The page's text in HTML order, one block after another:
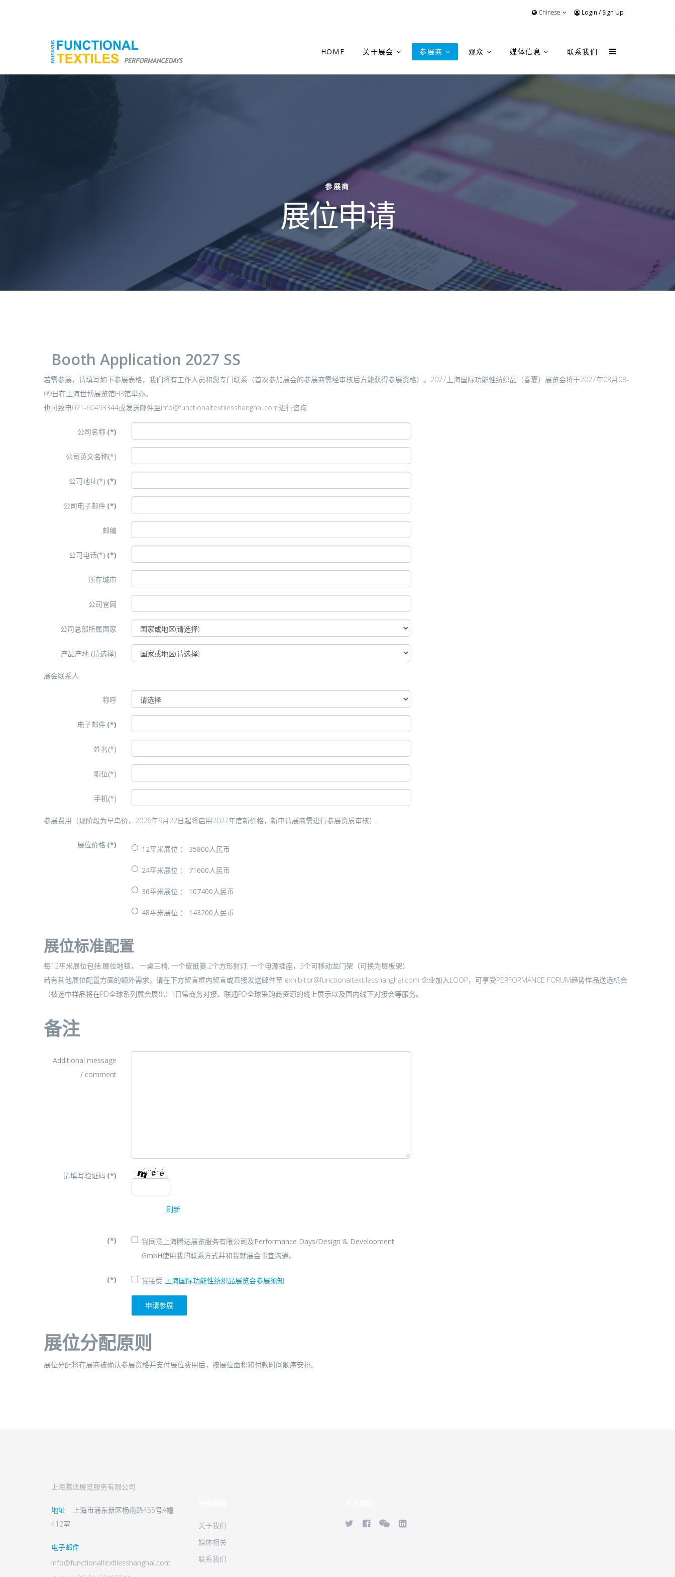
Chinese Login /Sign Up
HOME 关于展会 参展商 观众 媒体信息 联系我们
参展商
展位申请
Booth Application 2027 SS
若需参展，请填写如下参展表格，我们将有工作人员和您专门联系（首次参加展会的参展商需经审核后方能获得参展资格）。2027上海国际功能性纺织品（春夏）展览会将于2027年03月08-
09日在上海世博展览馆H3馆举办。
也可致电021-60493344或发送邮件至info@functionaltextilesshanghai.com进行咨询
公司名称 (*)
公司英文名称(*)
公司地址(*) (*)
公司电子邮件 (*)
邮编
公司电话(*) (*)
所在城市
公司官网
公司总部所属国家
产品产地 (请选择)
展会联系人
称呼
电子邮件 (*)
姓名(*)
职位(*)
手机(*)
参展费用（现阶段为早鸟价，2026年9月22日起将启用2027年度新价格，新申请展商需进行参展资质审核）.
展位价格 (*) 12平米展位 ： 35800人民币
24平米展位 ： 71600人民币
36平米展位 ： 107400人民币
48平米展位 ： 143200人民币
展位标准配置
每12平米展位包括:展位地毯， 一桌三椅, 一个废纸篓,2个方形射灯, 一个电源插座，3个可移动龙门架（可换为层板架）
若有其他展位配置方面的额外需求，请在下方留言框内留言或直接发送邮件至 exhibitor@functionaltextilesshanghai.com 企业加入LOOP，可享受PERFORMANCE FORUM趋势样品送选机会
（被选中样品将在PD全球系列展会展出）\日常商务对接、联通PD全球采购商资源的线上展示以及国内线下对接会等服务。
备注
Additional message
/ comment
请填写验证码 (*)
刷新
(*)
我同意上海腾达展览服务有限公司及Performance Days/Design & Development
GmbH使用我的联系方式并和我就展会事宜沟通。
(*) 我接受 上海国际功能性纺织品展览会参展须知
申请参展
展位分配原则
展位分配将在展商被确认参展资格并支付展位费用后，按展位面积和付款时间顺序安排。
上海腾达展览服务有限公司
地址
上海市浦东新区杨南路455号A幢
412室
电子邮件
info@functionaltextilesshanghai.com
关于我们
媒体相关
联系我们